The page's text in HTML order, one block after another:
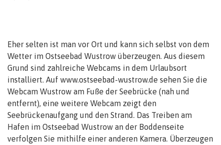
Eher selten ist man vor Ort und kann sich selbst von dem
Wetter im Ostseebad Wustrow überzeugen. Aus diesem
Grund sind zahlreiche Webcams in dem Urlaubsort
installiert. Auf www.ostseebad-wustrow.de sehen Sie die
Webcam Wustrow am Fuße der Seebrücke (nah und
entfernt), eine weitere Webcam zeigt den
Seebrückenaufgang und den Strand. Das Treiben am
Hafen im Ostseebad Wustrow an der Boddenseite
verfolgen Sie mithilfe einer anderen Kamera. Überzeugen